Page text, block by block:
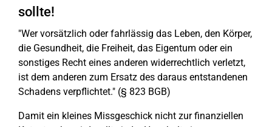
sollte!
"Wer vorsätzlich oder fahrlässig das Leben, den Körper,
die Gesundheit, die Freiheit, das Eigentum oder ein
sonstiges Recht eines anderen widerrechtlich verletzt,
ist dem anderen zum Ersatz des daraus entstandenen
Schadens verpflichtet." (§ 823 BGB)
Damit ein kleines Missgeschick nicht zur finanziellen